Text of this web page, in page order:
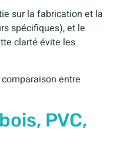
sur la fabrication et la
spécifiques), et le
clarté évite les
entre
PVC,